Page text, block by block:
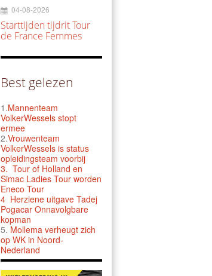
04-08-2026
Starttijden tijdrit Tour
de France Femmes
Best gelezen
1.Mannenteam
VolkerWessels stopt
ermee
2.Vrouwenteam
VolkerWessels is status
opleidingsteam voorbij
3. Tour of Holland en
Simac Ladies Tour worden
Eneco Tour
4 Herziene uitgave Tadej
Pogacar Onnavolgbare
kopman
5. Mollema verheugt zich
op WK in Noord-
Nederland